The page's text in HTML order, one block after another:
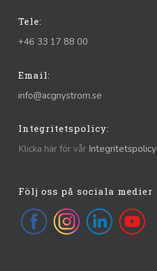
Tele:
+46 33 17 88 00
Email:
info@acgnystrom.se
Integritetspolicy:
Klicka här för vår Integritetspolicy
Följ oss på sociala medier